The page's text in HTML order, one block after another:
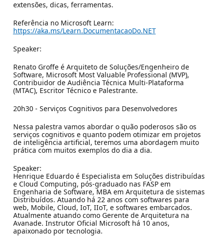
extensões, dicas, ferramentas.
Referência no Microsoft Learn:
https://aka.ms/Learn.DocumentacaoDo.NET
Speaker:
Renato Groffe é Arquiteto de Soluções/Engenheiro de
Software, Microsoft Most Valuable Professional (MVP),
Contribuidor de Audiência Técnica Multi-Plataforma
(MTAC), Escritor Técnico e Palestrante.
20h30 - Serviços Cognitivos para Desenvolvedores
Nessa palestra vamos abordar o quão poderosos são os
serviços cognitivos e quanto podem otimizar em projetos
de inteligência artificial, teremos uma abordagem muito
prática com muitos exemplos do dia a dia.
Speaker:
Henrique Eduardo é Especialista em Soluções distribuídas
e Cloud Computing, pós-graduado nas FASP em
Engenharia de Software, MBA em Arquitetura de sistemas
Distribuídos. Atuando há 22 anos com softwares para
web, Mobile, Cloud, IoT, IIoT, e softwares embarcados.
Atualmente atuando como Gerente de Arquitetura na
Avanade. Instrutor Oficial Microsoft há 10 anos,
apaixonado por tecnologia.